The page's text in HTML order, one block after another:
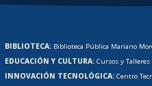
BIBLIOTECA: Biblioteca Pública Mariano
EDUCACIÓN Y CULTURA: Cursos y Talleres
INNOVACIÓN TECNOLÓGICA: Centro